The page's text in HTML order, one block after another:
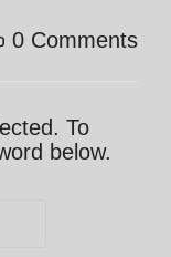
0 Comments
To
below.